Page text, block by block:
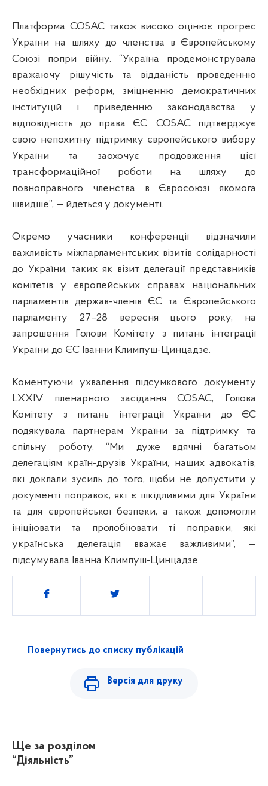
Платформа COSAC також високо оцінює прогрес
України на шляху до членства в Європейському
Союзі попри війну. “Україна продемонструвала
вражаючу рішучість та відданість проведенню
необхідних реформ, зміцненню демократичних
інституцій і приведенню законодавства у
відповідність до права ЄС. COSAC підтверджує
свою непохитну підтримку європейського вибору
України та заохочує продовження цієї
трансформаційної роботи на шляху до
повноправного членства в Євросоюзі якомога
швидше”, — йдеться у документі.
Окремо учасники конференції відзначили
важливість міжпарламентських візитів солідарності
до України, таких як візит делегації представників
комітетів у європейських справах національних
парламентів держав-членів ЄС та Європейського
парламенту 27–28 вересня цього року, на
запрошення Голови Комітету з питань інтеграції
України до ЄС Іванни Климпуш-Цинцадзе.
Коментуючи ухвалення підсумкового документу
LXXIV пленарного засідання COSAC, Голова
Комітету з питань інтеграції України до ЄС
подякувала партнерам України за підтримку та
спільну роботу. “Ми дуже вдячні багатьом
делегаціям країн-друзів України, наших адвокатів,
які доклали зусиль до того, щоби не допустити у
документі поправок, які є шкідливими для України
та для європейської безпеки, а також допомогли
ініціювати та пролобіювати ті поправки, які
українська делегація вважає важливими”, —
підсумувала Іванна Климпуш-Цинцадзе.
Поділитись
Повернутись до списку публікацій
Версія для друку
Ще за розділом
“Діяльність”